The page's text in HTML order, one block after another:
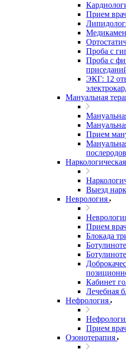
Прием
Проба с
Проба с
ЭКГ: 12
Мануальная
Прием
Выезд
Неврология
Прием
Блокада
Кабинет
Лечебная
Нефрология
Прием
Озонотерапия